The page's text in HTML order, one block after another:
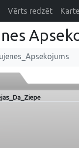
Vērts redzēt Karte